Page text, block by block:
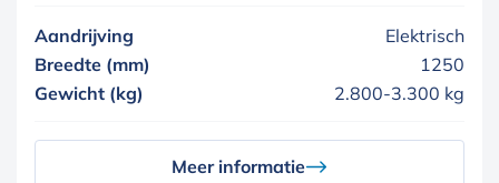
Aandrijving
Elektrisch
Breedte (mm)
1250
Gewicht (kg)
2.800-3.300 kg
Meer informatie